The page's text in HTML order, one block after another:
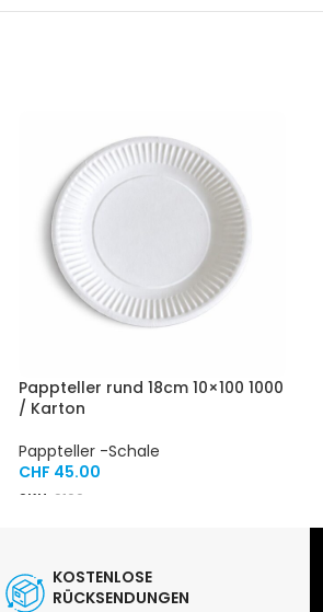
Pappteller rund 18cm 10×100 1000
/ Karton
Pappteller -Schale
CHF 45.00
SKU: 9100
KOSTENLOSE
RÜCKSENDUNGEN